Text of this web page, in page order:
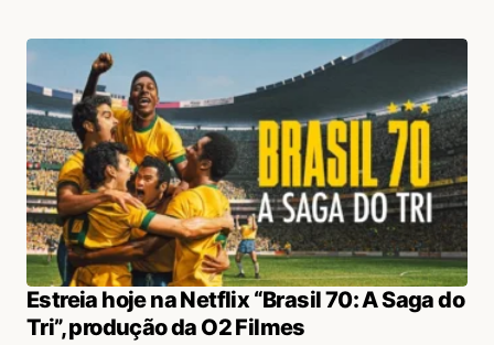
Estreia hoje na Netflix “Brasil 70: A Saga do
Tri”, produção da O2 Filmes